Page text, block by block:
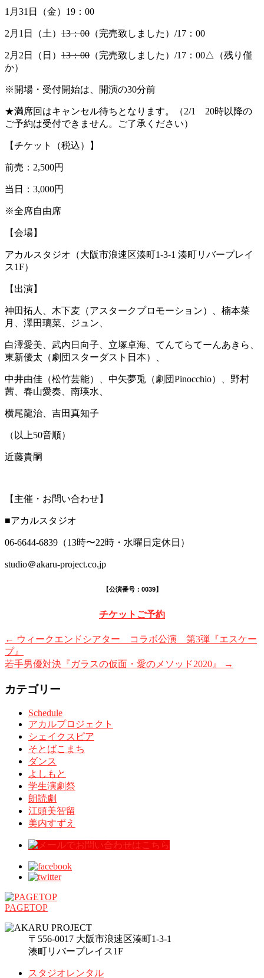
1月31日（金）19：00
2月1日（土） 13：00 （完売致しました）/17：00
2月2日（日） 13：00 （完売致しました）/17：00△（残り僅
か）
※開場・受付開始は、開演の30分前
★満席回はキャンセル待ちとなります。（2/1 20時以降の
ご予約は受付できません。ご了承ください）
【チケット（税込）】
前売：2,500円
当日：3,000円
※全席自由席
【会場】
アカルスタジオ（大阪市浪速区湊町1-3-1 湊町リバープレイ
ス1F）
【出演】
神田拓人、木下麦（アスタークプロモーション）、楠本菜
月、澤田璃菜、ジュン、
白澤愛美、武内日向子、立塚卓海、てんてらてーんあきら、
東新優太（劇団スターダスト日本）、
中井由佳（松竹芸能）、中矢夢兎（劇団Pinocchio）、野村
茜、春山愛奏、南瑛水、
横尾龍治、吉田真知子
（以上50音順）
近藤貴嗣
【主催・お問い合わせ】
■アカルスタジオ
06-6644-6839（13時〜22時・水曜日定休日）
studio＠akaru-project.co.jp
【公演番号：0039】
チケットご予約
← ウィークエンドシアター コラボ公演 第3弾『エスケー
プ』
若手男優対決『ガラスの仮面・愛のメソッド2020』
→
カテゴリー
Schedule
アカルプロジェクト
シェイクスピア
そとばこまち
ダンス
よしもと
学生演劇祭
朗読劇
江頭美智留
美内すずえ
PAGETOP
〒556-0017 大阪市浪速区湊町1-3-1
湊町リバープレイス1F
スタジオレンタル